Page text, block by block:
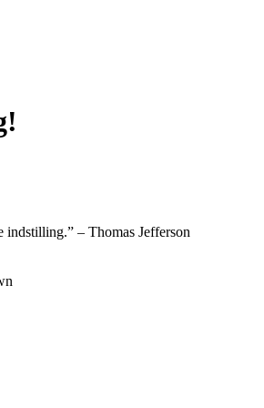
indstilling.” – Thomas Jefferson